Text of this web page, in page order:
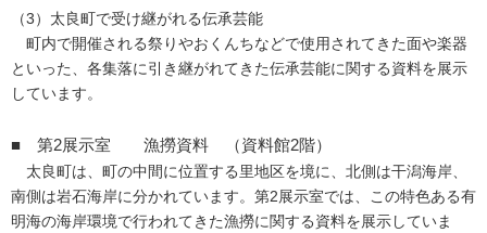
（3）太良町で受け継がれる伝承芸能
町内で開催される祭りやおくんちなどで使用されてきた面や楽器
といった、各集落に引き継がれてきた伝承芸能に関する資料を展示
しています。
■ 第2展示室 漁撈資料 （資料館2階）
太良町は、町の中間に位置する里地区を境に、北側は干潟海岸、
南側は岩石海岸に分かれています。第2展示室では、この特色ある有
明海の海岸環境で行われてきた漁撈に関する資料を展示していま